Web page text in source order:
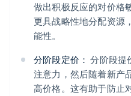
做出积极反应的对价格
更具战略性地分配资源
能性。
分阶段定价： 分阶段提
注意力，然后随着新产
高价格。这有助于防止